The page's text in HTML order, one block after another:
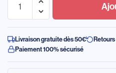
Livraison gratuite dès 50€
Paiement 100% sécurisé